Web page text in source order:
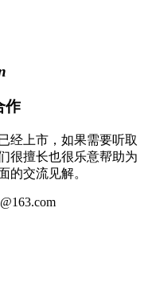
作
经上市，如果需要听取
很擅长也很乐意帮助为
的交流见解。